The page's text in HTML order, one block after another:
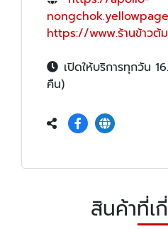
https://www.ร้านข้าวต้
เปิดให้บริการทุกวัน
คืน)
สินค้าที่เ